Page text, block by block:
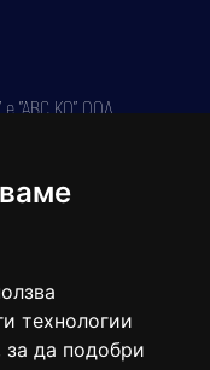
технологии
за да подобри
"АВС КО" ООД,